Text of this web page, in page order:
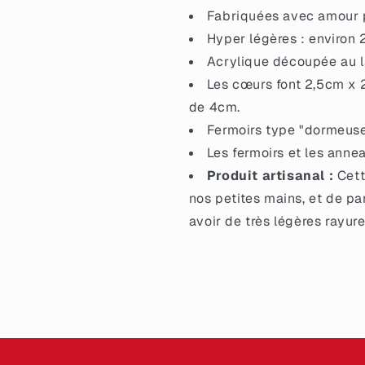
turquoise
et
Fabriquées avec amour
Hyper légères : environ
Acrylique découpée au
Les cœurs font 2,5cm x
de 4cm.
Fermoirs type
Les fermoirs et les
Produit artisanal :
nos petites mains, et de
avoir de très légères